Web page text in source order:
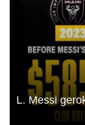
L. Messi